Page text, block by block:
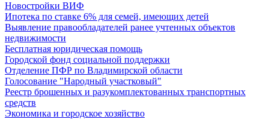
Новостройки ВИФ
Ипотека по ставке 6% для семей, имеющих детей
Выявление правообладателей ранее учтенных объектов
недвижимости
Бесплатная юридическая помощь
Городской фонд социальной поддержки
Отделение ПФР по Владимирской области
Голосование "Народный участковый"
Реестр брошенных и разукомплектованных транспортных
средств
Экономика и городское хозяйство